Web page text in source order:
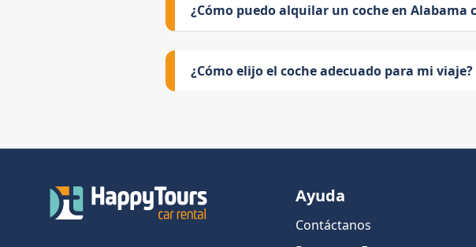
¿Cómo puedo alquilar un coche en Alabama
¿Cómo elijo el coche adecuado para mi viaje?
Ayuda
Contáctanos